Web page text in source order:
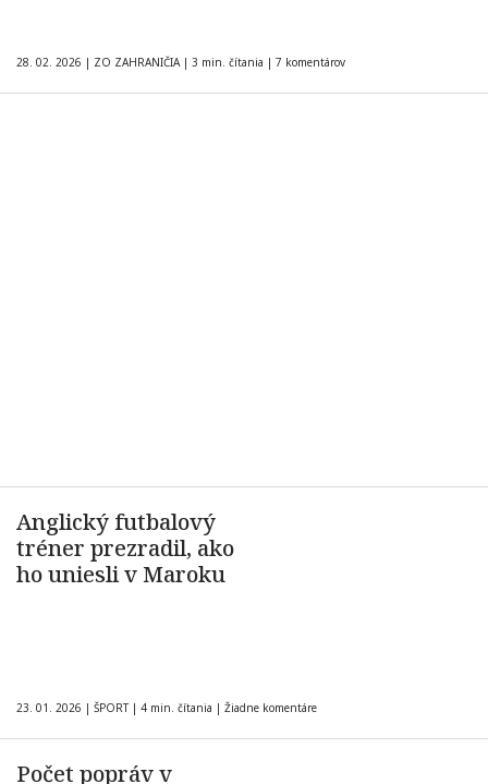
28. 02. 2026 | ZO ZAHRANIČIA | 3 min. čítania | 7 komentárov
Anglický futbalový
tréner prezradil, ako
ho uniesli v Maroku
23. 01. 2026 | ŠPORT | 4 min. čítania | Žiadne komentáre
Počet popráv v